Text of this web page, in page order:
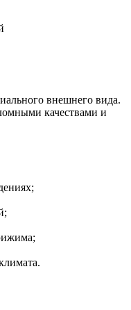
внешнего вида.
качествами и